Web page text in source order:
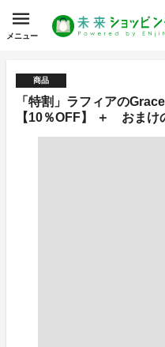
メニュー
商品
「特割」ラフィアの
【10％OFF】 ＋ おまけ